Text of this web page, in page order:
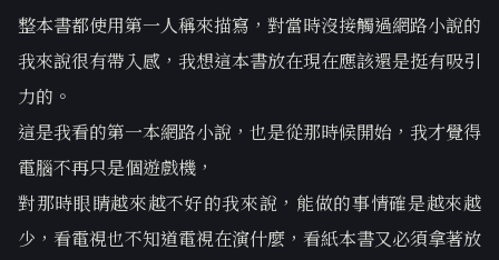
整本書都使用第一人稱來描寫，對當時沒接觸過網路小說的
我來說很有帶入感，我想這本書放在現在應該還是挺有吸引
力的。
這是我看的第一本網路小說，也是從那時候開始，我才覺得
電腦不再只是個遊戲機，
對那時眼睛越來越不好的我來說，能做的事情確是越來越
少，看電視也不知道電視在演什麼，看紙本書又必須拿著放